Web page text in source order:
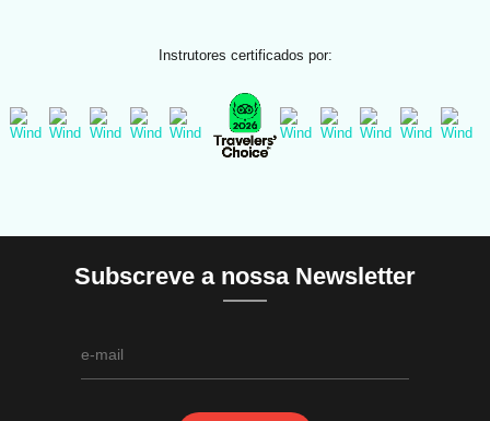
Instrutores certificados por:
Subscreve a nossa Newsletter